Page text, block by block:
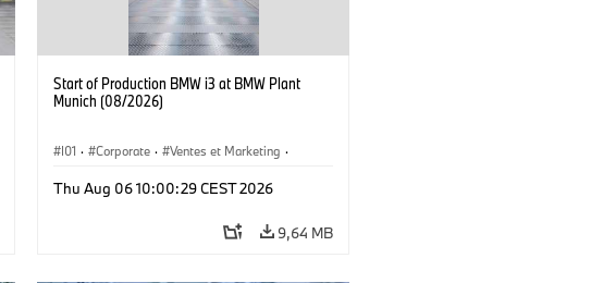
Start of Production BMW i3 at BMW Plant
Munich (08/2026)
I01 · Corporate · Ventes et Marketing ·
Thu Aug 06 10:00:29 CEST 2026
9,64 MB